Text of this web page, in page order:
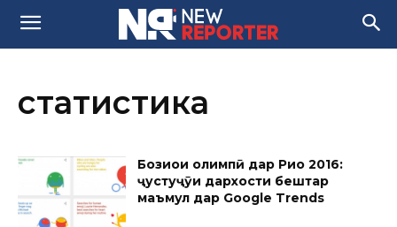
статистика
Бозиҳои олимпӣ дар Рио 2016:
ҷустуҷӯи дархости бештар
маъмул дар Google Trends